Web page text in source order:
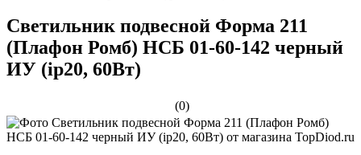
Светильник подвесной Форма 211
(Плафон Ромб) НСБ 01-60-142 черный
ИУ (ip20, 60Вт)
(0)